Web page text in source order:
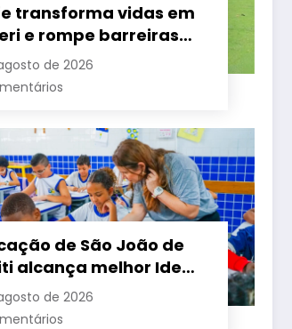
transforma vidas em
e rompe barreiras
com renovação de
histórico
de 2026
de São João de
alcança melhor Ideb
e lidera entre as
redes da Baixada
de 2026